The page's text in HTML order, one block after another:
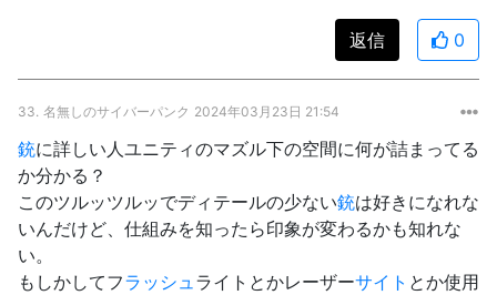
返信 0
33. 名無しのサイバーパンク 2024年03月23日 21:54
銃に詳しい人ユニティのマズル下の空間に何が詰まってる
か分かる？
このツルッツルッでディテールの少ない銃は好きになれな
いんだけど、仕組みを知ったら印象が変わるかも知れな
い。
もしかしてフラッシュ ライトとかレーザーサイト とか使用